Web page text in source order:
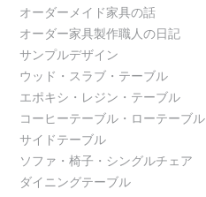
オーダーメイド家具の話
オーダー家具製作職人の日記
サンプルデザイン
ウッド・スラブ・テーブル
エポキシ・レジン・テーブル
コーヒーテーブル・ローテーブル
サイドテーブル
ソファ・椅子・シングルチェア
ダイニングテーブル